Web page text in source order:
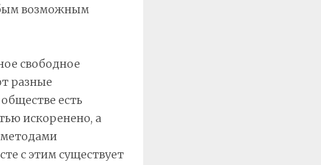
возможным
свободное
разные
есть
искоренено, а
с этим существует